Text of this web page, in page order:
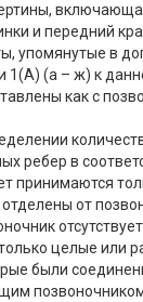
и передний
упомянутые в
1(А) (а – ж) к
как с
ребер в
принимаются
от
целые или
были